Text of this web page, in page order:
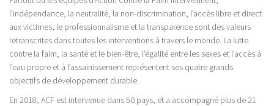
l’indépendance, la neutralité, la non-discrimination, l’accès libre et direct
aux victimes, le professionnalisme et la transparence sont des valeurs
retranscrites dans toutes les interventions à travers le monde. La lutte
contre la faim, la santé et le bien-être, l’égalité entre les sexes et l’accès à
l’eau propre et à l’assainissement représentent ses quatre grands
objectifs de développement durable.
En 2018, ACF est intervenue dans 50 pays, et a accompagné plus de 21